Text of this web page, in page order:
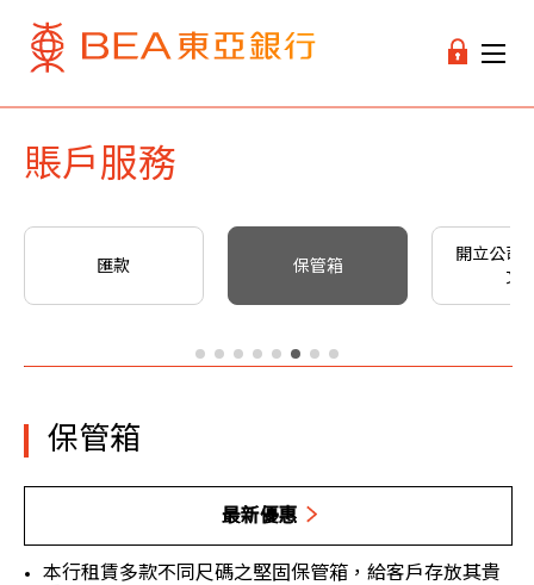
賬戶服務
匯款 保管箱
開立公司
文
保管箱
最新優惠
本行租賃多款不同尺碼之堅固保管箱，給客戶存放其貴